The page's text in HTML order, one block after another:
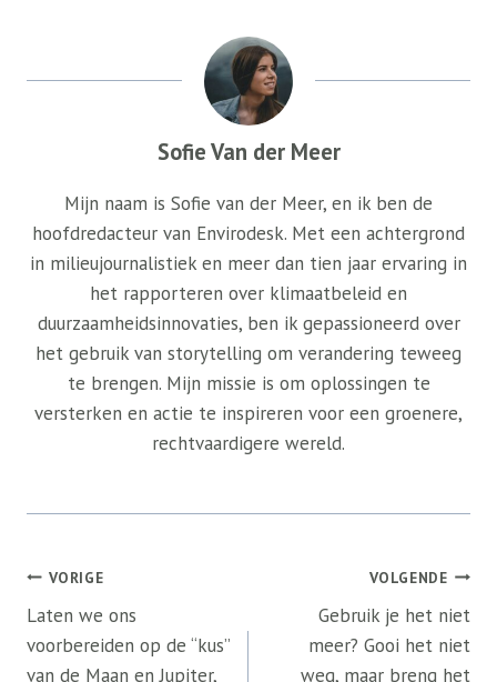
Sofie Van der Meer
Mijn naam is Sofie van der Meer, en ik ben de
hoofdredacteur van Envirodesk. Met een achtergrond
in milieujournalistiek en meer dan tien jaar ervaring in
het rapporteren over klimaatbeleid en
duurzaamheidsinnovaties, ben ik gepassioneerd over
het gebruik van storytelling om verandering teweeg
te brengen. Mijn missie is om oplossingen te
versterken en actie te inspireren voor een groenere,
rechtvaardigere wereld.
Bericht
navigatie
VORIGE
Laten we ons
voorbereiden op de “kus”
van de Maan en Jupiter,
VOLGENDE
Gebruik je het niet
meer? Gooi het niet
weg, maar breng het